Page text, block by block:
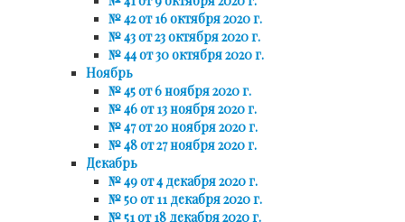
№ 42 от 16 октября 2020 г.
№ 43 от 23 октября 2020 г.
№ 44 от 30 октября 2020 г.
Ноябрь
№ 45 от 6 ноября 2020 г.
№ 46 от 13 ноября 2020 г.
№ 47 от 20 ноября 2020 г.
№ 48 от 27 ноября 2020 г.
Декабрь
№ 49 от 4 декабря 2020 г.
№ 50 от 11 декабря 2020 г.
№ 51 от 18 декабря 2020 г.